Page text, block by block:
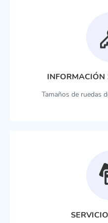
INFORMACIÓN
Tamaños de ruedas